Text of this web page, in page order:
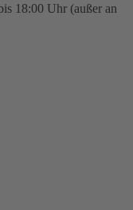
18:00 Uhr (außer an